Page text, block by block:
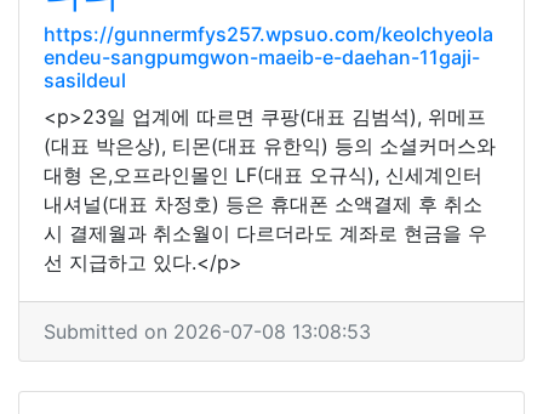
https://gunnermfys257.wpsuo.com/keolchyeola
endeu-sangpumgwon-maeib-e-daehan-11gaji-
sasildeul
<p>23일 업계에 따르면 쿠팡(대표 김범석), 위메프
(대표 박은상), 티몬(대표 유한익) 등의 소셜커머스와
대형 온,오프라인몰인 LF(대표 오규식), 신세계인터
내셔널(대표 차정호) 등은 휴대폰 소액결제 후 취소
시 결제월과 취소월이 다르더라도 계좌로 현금을 우
선 지급하고 있다.</p>
Submitted on 2026-07-08 13:08:53